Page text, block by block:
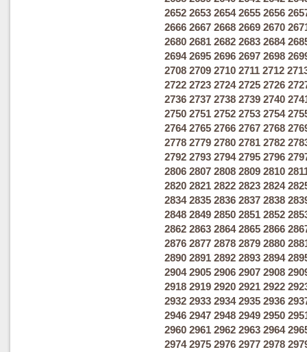
2652 2653 2654 2655 2656
2666 2667 2668 2669 2670
2680 2681 2682 2683 2684
2694 2695 2696 2697 2698
2708 2709 2710 2711 2712
2722 2723 2724 2725 2726
2736 2737 2738 2739 2740
2750 2751 2752 2753 2754
2764 2765 2766 2767 2768
2778 2779 2780 2781 2782
2792 2793 2794 2795 2796
2806 2807 2808 2809 2810
2820 2821 2822 2823 2824
2834 2835 2836 2837 2838
2848 2849 2850 2851 2852
2862 2863 2864 2865 2866
2876 2877 2878 2879 2880
2890 2891 2892 2893 2894
2904 2905 2906 2907 2908
2918 2919 2920 2921 2922
2932 2933 2934 2935 2936
2946 2947 2948 2949 2950
2960 2961 2962 2963 2964
2974 2975 2976 2977 2978